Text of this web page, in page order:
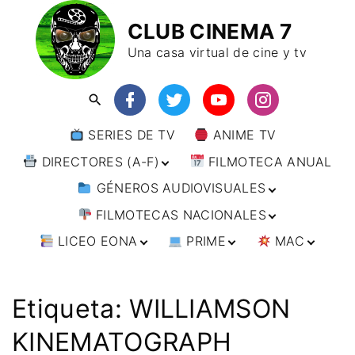
CLUB CINEMA 7
Una casa virtual de cine y tv
SERIES DE TV
ANIME TV
DIRECTORES (A-F)
DIRECTORES (F-L)
DIRECTORES (L-
W)
FILMOTECA ANUAL
GÉNEROS AUDIOVISUALES
ANIMACIÓN
ARTES MARCIALES
CINE DOCUMENTAL
CINE NEGRO / CRIMEN /
ESPIONAJE
FILMOTECAS NACIONALES
AFRICA
BRASIL
CHILE
ASIA
INDIA
JAPÓN
EUROPA
ALEMANIA
OCEANIA
LICEO EONA
TALLERES
ONLINE
FILM DOCTOR
PRIME
IMPRESCINDIBLES
ARTÍCULOS
MAC
ANIME
🗨 CÓMICS
Etiqueta:WILLIAMSON
KINEMATOGRAPH